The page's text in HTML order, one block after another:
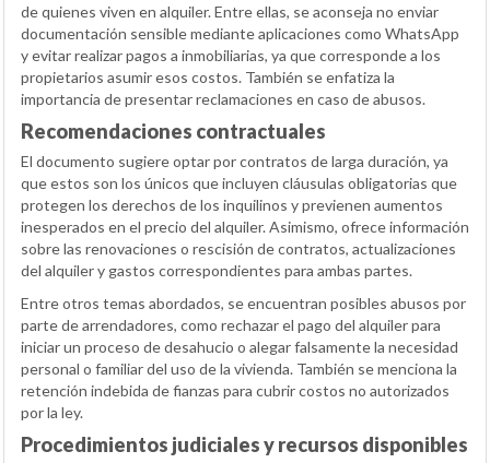
de quienes viven en alquiler. Entre ellas, se aconseja no enviar
documentación sensible mediante aplicaciones como WhatsApp
y evitar realizar pagos a inmobiliarias, ya que corresponde a los
propietarios asumir esos costos. También se enfatiza la
importancia de presentar reclamaciones en caso de abusos.
Recomendaciones contractuales
El documento sugiere optar por contratos de larga duración, ya
que estos son los únicos que incluyen cláusulas obligatorias que
protegen los derechos de los inquilinos y previenen aumentos
inesperados en el precio del alquiler. Asimismo, ofrece información
sobre las renovaciones o rescisión de contratos, actualizaciones
del alquiler y gastos correspondientes para ambas partes.
Entre otros temas abordados, se encuentran posibles abusos por
parte de arrendadores, como rechazar el pago del alquiler para
iniciar un proceso de desahucio o alegar falsamente la necesidad
personal o familiar del uso de la vivienda. También se menciona la
retención indebida de fianzas para cubrir costos no autorizados
por la ley.
Procedimientos judiciales y recursos disponibles